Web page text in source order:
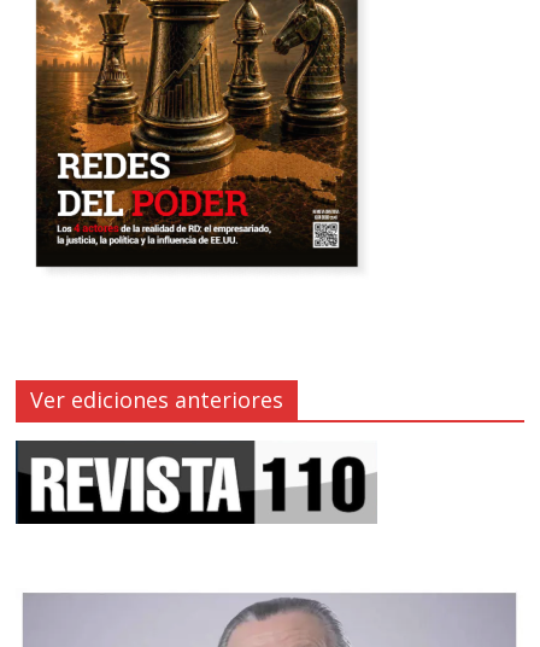
Ver ediciones anteriores